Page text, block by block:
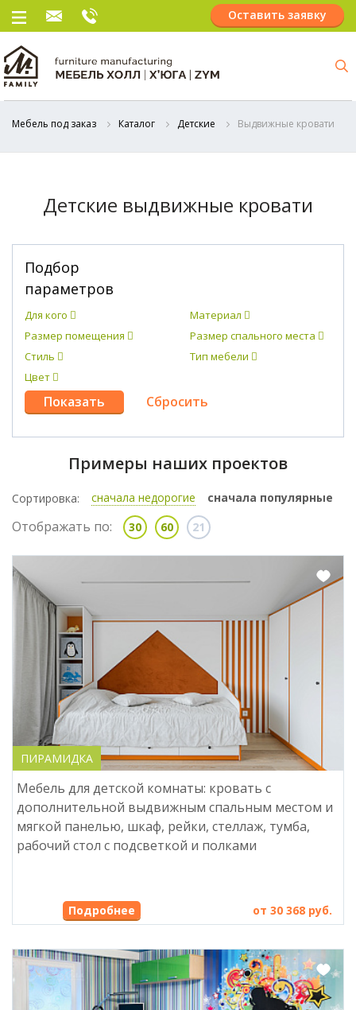
Оставить заявку
Мебель под заказ Каталог Детские Выдвижные кровати
Детские выдвижные кровати
Подбор
параметров
Для кого
Материал
Размер помещения
Размер спального места
Стиль
Тип мебели
Цвет
Примеры наших проектов
Сортировка: сначала популярные
сначала недорогие
Отображать по: 30 60 21
ПИРАМИДКА
Мебель для детской комнаты: кровать с
дополнительной выдвижным спальным местом и
мягкой панелью, шкаф, рейки, стеллаж, тумба,
рабочий стол с подсветкой и полками
Подробнее от 30 368 руб.